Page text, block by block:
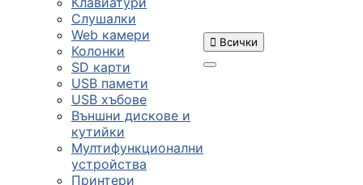
Слушалки
Web камери
Колонки
SD карти
USB памети
USB хъбове
Външни дискове и
кутийки
Мултифункционални
устройства
Принтери
 Всички